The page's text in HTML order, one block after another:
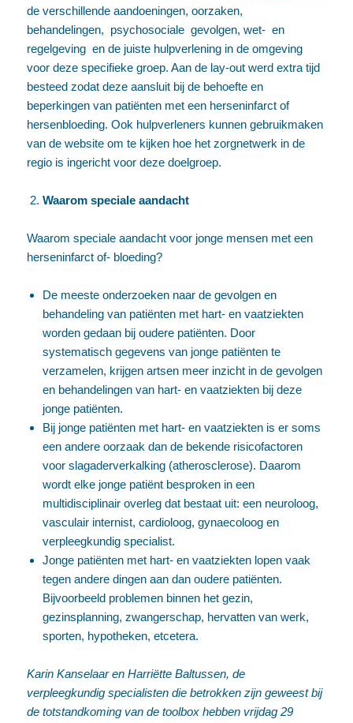
de verschillende aandoeningen, oorzaken,
behandelingen, psychosociale gevolgen, wet- en
regelgeving en de juiste hulpverlening in de omgeving
voor deze specifieke groep. Aan de lay-out werd extra tijd
besteed zodat deze aansluit bij de behoefte en
beperkingen van patiënten met een herseninfarct of
hersenbloeding. Ook hulpverleners kunnen gebruikmaken
van de website om te kijken hoe het zorgnetwerk in de
regio is ingericht voor deze doelgroep.
Waarom speciale aandacht
Waarom speciale aandacht voor jonge mensen met een
herseninfarct of- bloeding?
De meeste onderzoeken naar de gevolgen en
behandeling van patiënten met hart- en vaatziekten
worden gedaan bij oudere patiënten. Door
systematisch gegevens van jonge patiënten te
verzamelen, krijgen artsen meer inzicht in de gevolgen
en behandelingen van hart- en vaatziekten bij deze
jonge patiënten.
Bij jonge patiënten met hart- en vaatziekten is er soms
een andere oorzaak dan de bekende risicofactoren
voor slagaderverkalking (atherosclerose). Daarom
wordt elke jonge patiënt besproken in een
multidisciplinair overleg dat bestaat uit: een neuroloog,
vasculair internist, cardioloog, gynaecoloog en
verpleegkundig specialist.
Jonge patiënten met hart- en vaatziekten lopen vaak
tegen andere dingen aan dan oudere patiënten.
Bijvoorbeeld problemen binnen het gezin,
gezinsplanning, zwangerschap, hervatten van werk,
sporten, hypotheken, etcetera.
Karin Kanselaar en Harriëtte Baltussen, de
verpleegkundig specialisten die betrokken zijn geweest bij
de totstandkoming van de toolbox hebben vrijdag 29